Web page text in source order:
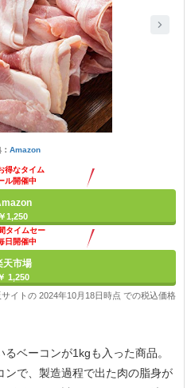
Amazon
得なタイム
ル開催中
￥1,250
タイムセー
日開催中
天市場
1,250
イトの 2024年10月18日時点 での税込価格
ベーコンが1kgも入った商品。
ンで、製造過程で出た肉の脂身が